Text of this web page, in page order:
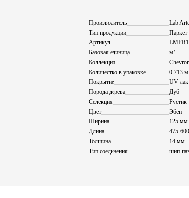
Производитель
Lab Arte
Тип продукции
Паркет
Артикул
Базовая единица
м²
Коллекция
Chevron
Количество в упаковке
0.713
Покрытие
UV лак
Порода дерева
Дуб
Селекция
Рустик
Цвет
Эбен
Ширина
125 мм
Длина
475-
Толщина
14 мм
Тип соединения
шип-паз